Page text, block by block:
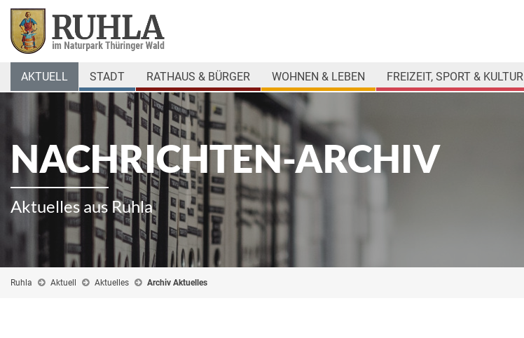
AKTUELL STADT RATHAUS & BÜRGER WOHNEN & LEBEN FREIZEIT, SPORT & KULTUR
NACHRICHTEN-ARCHIV
Aktuelles aus Ruhla
Ruhla Aktuell Aktuelles Archiv Aktuelles